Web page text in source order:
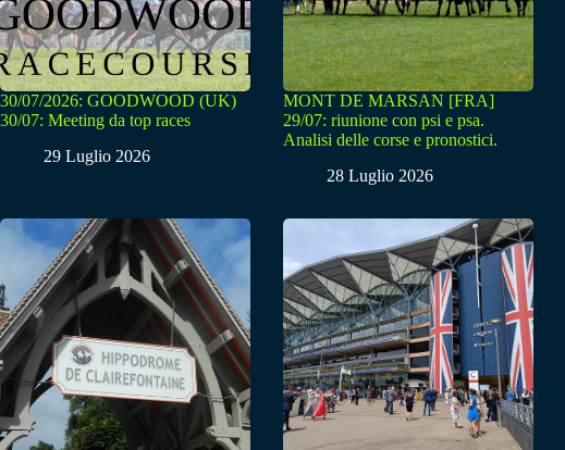
30/07/2026: GOODWOOD (UK)
30/07: Meeting da top races
29 Luglio 2026
MONT DE MARSAN [FRA]
29/07: riunione con psi e psa.
Analisi delle corse e pronostici.
28 Luglio 2026